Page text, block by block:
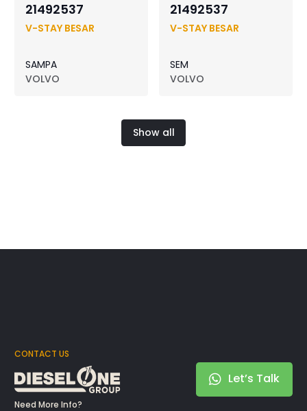
21492537
V-STAY BESAR
SAMPA
VOLVO
21492537
V-STAY BESAR
SEM
VOLVO
Show all
CONTACT US
Need More Info?
Let’s Talk